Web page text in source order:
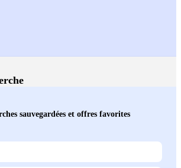
sauvegardées et offres favorites